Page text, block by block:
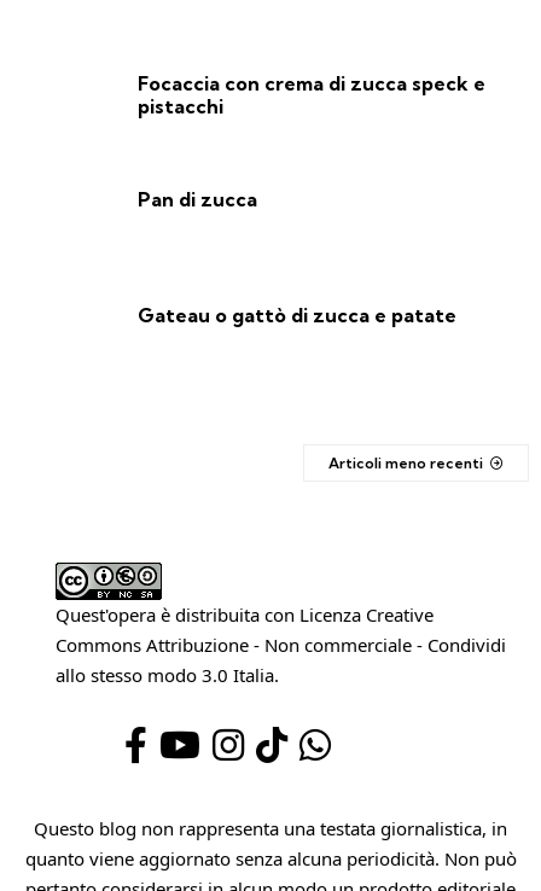
Focaccia con crema di zucca speck e
pistacchi
Pan di zucca
Gateau o gattò di zucca e patate
Articoli meno recenti
Quest'opera è distribuita con Licenza Creative
Commons Attribuzione - Non commerciale - Condividi
allo stesso modo 3.0 Italia.
Questo blog non rappresenta una testata giornalistica, in
quanto viene aggiornato senza alcuna periodicità. Non può